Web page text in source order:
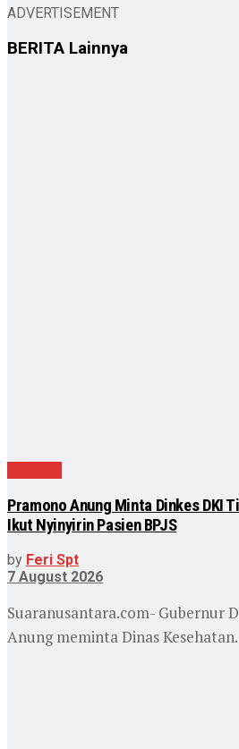
ADVERTISEMENT
BERITA Lainnya
Pramono Anung Minta Dinkes DKI
Ikut Nyinyirin Pasien BPJS
by Feri Spt
7 August 2026
Suaranusantara.com- Gubernur
Anung meminta Dinas